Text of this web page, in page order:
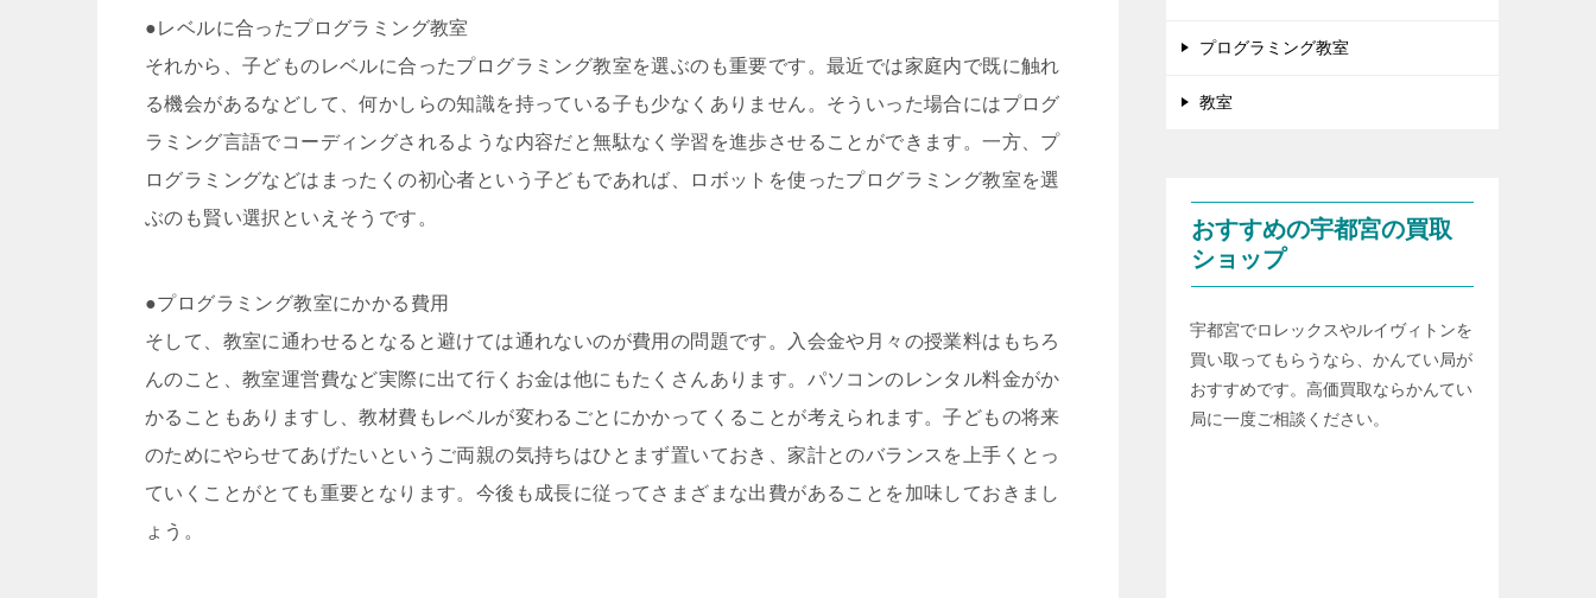
●レベルに合ったプログラミング教室
それから、子どものレベルに合ったプログラミング教室を選ぶのも重要です。最近では家庭内で既に触れ
る機会があるなどして、何かしらの知識を持っている子も少なくありません。そういった場合にはプログ
ラミング言語でコーディングされるような内容だと無駄なく学習を進歩させることができます。一方、プ
ログラミングなどはまったくの初心者という子どもであれば、ロボットを使ったプログラミング教室を選
ぶのも賢い選択といえそうです。
●プログラミング教室にかかる費用
そして、教室に通わせるとなると避けては通れないのが費用の問題です。入会金や月々の授業料はもちろ
んのこと、教室運営費など実際に出て行くお金は他にもたくさんあります。パソコンのレンタル料金がか
かることもありますし、教材費もレベルが変わるごとにかかってくることが考えられます。子どもの将来
のためにやらせてあげたいというご両親の気持ちはひとまず置いておき、家計とのバランスを上手くとっ
ていくことがとても重要となります。今後も成長に従ってさまざまな出費があることを加味しておきまし
ょう。
プログラミング教室
教室
おすすめの宇都宮の買取
ショップ
宇都宮でロレックスやルイヴィトンを
買い取ってもらうなら、かんてい局が
おすすめです。高価買取ならかんてい
局に一度ご相談ください。